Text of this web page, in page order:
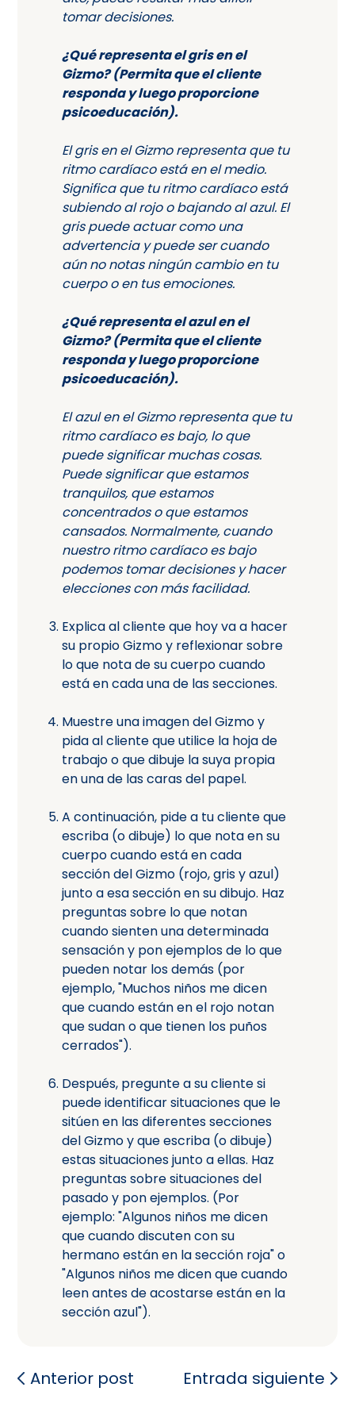
tomar decisiones.
¿Qué representa el gris en el
Gizmo? (Permita que el cliente
responda y luego proporcione
psicoeducación).
El gris en el Gizmo representa que tu
ritmo cardíaco está en el medio.
Significa que tu ritmo cardíaco está
subiendo al rojo o bajando al azul. El
gris puede actuar como una
advertencia y puede ser cuando
aún no notas ningún cambio en tu
cuerpo o en tus emociones.
¿Qué representa el azul en el
Gizmo? (Permita que el cliente
responda y luego proporcione
psicoeducación).
El azul en el Gizmo representa que tu
ritmo cardíaco es bajo, lo que
puede significar muchas cosas.
Puede significar que estamos
tranquilos, que estamos
concentrados o que estamos
cansados. Normalmente, cuando
nuestro ritmo cardíaco es bajo
podemos tomar decisiones y hacer
elecciones con más facilidad.
Explica al cliente que hoy va a hacer
su propio Gizmo y reflexionar sobre
lo que nota de su cuerpo cuando
está en cada una de las secciones.
Muestre una imagen del Gizmo y
pida al cliente que utilice la hoja de
trabajo o que dibuje la suya propia
en una de las caras del papel.
A continuación, pide a tu cliente que
escriba (o dibuje) lo que nota en su
cuerpo cuando está en cada
sección del Gizmo (rojo, gris y azul)
junto a esa sección en su dibujo. Haz
preguntas sobre lo que notan
cuando sienten una determinada
sensación y pon ejemplos de lo que
pueden notar los demás (por
ejemplo, "Muchos niños me dicen
que cuando están en el rojo notan
que sudan o que tienen los puños
cerrados").
Después, pregunte a su cliente si
puede identificar situaciones que le
sitúen en las diferentes secciones
del Gizmo y que escriba (o dibuje)
estas situaciones junto a ellas. Haz
preguntas sobre situaciones del
pasado y pon ejemplos. (Por
ejemplo: "Algunos niños me dicen
que cuando discuten con su
hermano están en la sección roja" o
"Algunos niños me dicen que cuando
leen antes de acostarse están en la
sección azul").
Anterior post Entrada siguiente